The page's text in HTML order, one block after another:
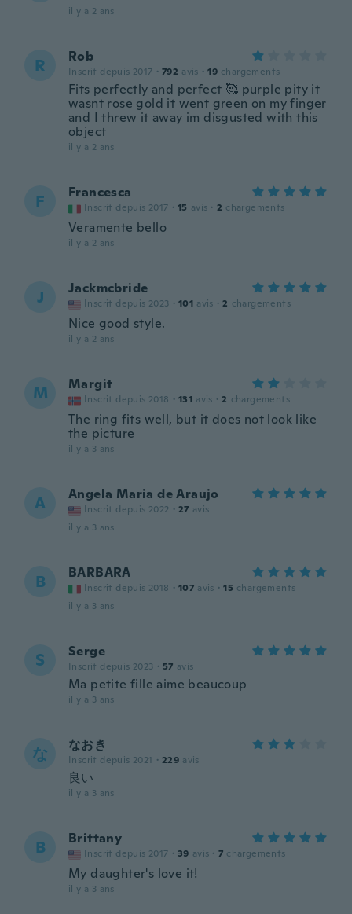
il y a 2 ans
R Rob
Inscrit depuis 2017 · 792 avis · 19 chargements
Fits perfectly and perfect 🥰 purple pity it
wasnt rose gold it went green on my finger
and I threw it away im disgusted with this
object
il y a 2 ans
F Francesca
Inscrit depuis 2017 · 15 avis · 2 chargements
Veramente bello
il y a 2 ans
J Jackmcbride
Inscrit depuis 2023 · 101 avis · 2 chargements
Nice good style.
il y a 2 ans
M Margit
Inscrit depuis 2018 · 131 avis · 2 chargements
The ring fits well, but it does not look like
the picture
il y a 3 ans
A Angela Maria de Araujo
Inscrit depuis 2022 · 27 avis
il y a 3 ans
B BARBARA
Inscrit depuis 2018 · 107 avis · 15 chargements
il y a 3 ans
S Serge
Inscrit depuis 2023 · 57 avis
Ma petite fille aime beaucoup
il y a 3 ans
な なおき
Inscrit depuis 2021 · 229 avis
良い
il y a 3 ans
B Brittany
Inscrit depuis 2017 · 39 avis · 7 chargements
My daughter's love it!
il y a 3 ans